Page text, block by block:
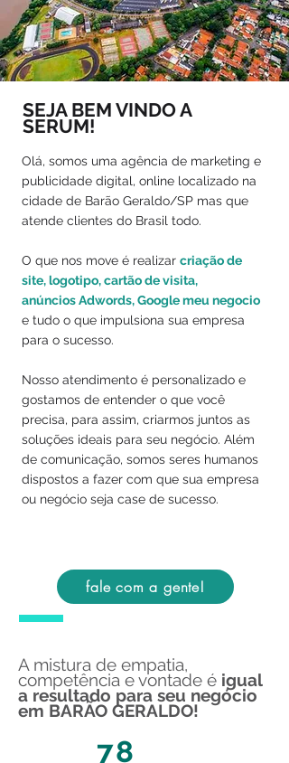
SEJA BEM VINDO A
SERUM!
Olá, somos uma agência de marketing e
publicidade digital, online localizado na
cidade de Barão Geraldo/SP mas que
atende clientes do Brasil todo.
O que nos move é realizar criação de
site, logotipo, cartão de visita,
anúnciosAdwords, Google meu negocio
e tudo o que impulsiona sua empresa
para o sucesso.
Nosso atendimento é personalizado e
gostamos de entender o que você
precisa, para assim, criarmos juntos as
soluções ideais para seu negócio. Além
de comunicação, somos seres humanos
dispostos a fazer com que sua empresa
ou negócio seja case de sucesso.
fale com a gente!
A mistura de empatia,
competência e vontade é igual
a resultado para seu negócio
em BARÃO GERALDO!
78